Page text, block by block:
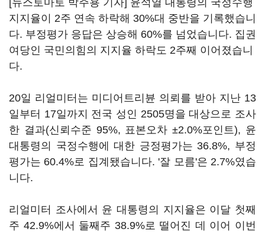
[뉴스토마토 박주용 기자] 윤석열 대통령의 국정수행
지지율이 2주 연속 하락해 30%대 중반을 기록했습니
다. 부정평가 응답은 상승해 60%를 넘었습니다. 집권
여당인 국민의힘의 지지율 하락도 2주째 이어졌습니
다.
20일 리얼미터는 미디어트리뷴 의뢰를 받아 지난 13
일부터 17일까지 전국 성인 2505명을 대상으로 조사
한 결과(신뢰수준 95%, 표본오차 ±2.0%포인트), 윤
대통령의 국정수행에 대한 긍정평가는 36.8%, 부정
평가는 60.4%로 집계됐습니다. '잘 모름'은 2.7%였습
니다.
리얼미터 조사에서 윤 대통령의 지지율은 이달 첫째
주 42.9%에서 둘째주 38.9%로 떨어진 데 이어 이번